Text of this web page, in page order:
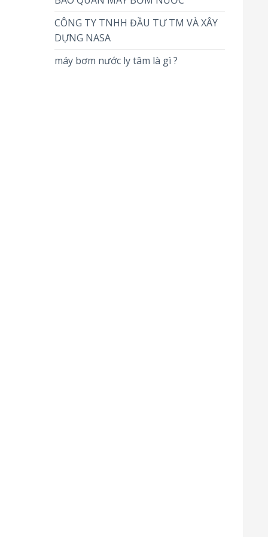
CÔNG TY TNHH ĐẦU TƯ TM VÀ XÂY
DỰNG NASA
máy bơm nước ly tâm là gì ?